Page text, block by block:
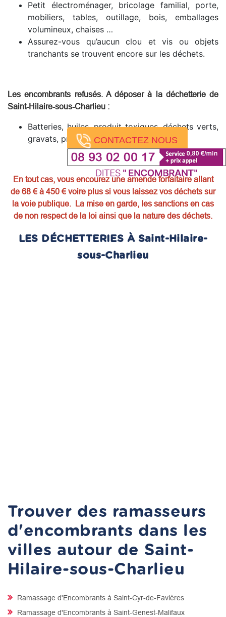
CONTACTEZ NOUS
Petit électroménager, bricolage familial, porte,
mobiliers, tables, outillage, bois, emballages
volumineux, chaises …
Assurez-vous qu’aucun clou et vis ou objets
tranchants se trouvent encore sur les déchets.
Les encombrants refusés. A déposer à la déchetterie de
Saint-Hilaire-sous-Charlieu :
Batteries, huiles, produit toxiques, déchets verts,
gravats, pneus, produits dangereux.
En tout cas, vous encourez une amende forfaitaire allant
de 68 € à 450 € voire plus si vous laissez vos déchets sur
la voie publique. La mise en garde, les sanctions en cas
de non respect de la loi ainsi que la nature des déchets.
LES DÉCHETTERIES À Saint-Hilaire-
sous-Charlieu
Trouver des ramasseurs
d'encombrants dans les
villes autour de Saint-
Hilaire-sous-Charlieu
Ramassage d'Encombrants à Saint-Cyr-de-Favières
Ramassage d'Encombrants à Saint-Genest-Malifaux